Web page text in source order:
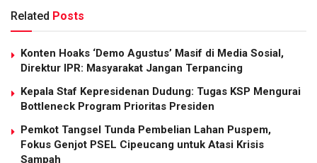
Related Posts
Konten Hoaks ‘Demo Agustus’ Masif di Media Sosial,
Direktur IPR: Masyarakat Jangan Terpancing
Kepala Staf Kepresidenan Dudung: Tugas KSP Mengurai
Bottleneck Program Prioritas Presiden
Pemkot Tangsel Tunda Pembelian Lahan Puspem,
Fokus Genjot PSEL Cipeucang untuk Atasi Krisis
Sampah